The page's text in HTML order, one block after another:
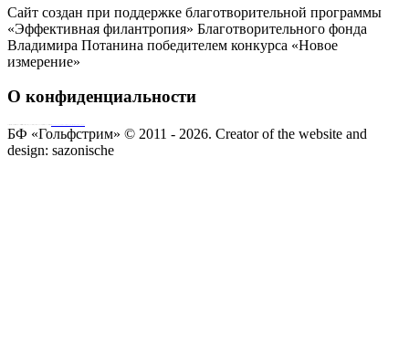
Сайт создан при поддержке благотворительной программы
«Эффективная филантропия» Благотворительного фонда
Владимира Потанина победителем конкурса «Новое
измерение»
О конфиденциальности
БФ «Гольфстрим» © 2011 - 2026. Creator of the website and
design: sazonische